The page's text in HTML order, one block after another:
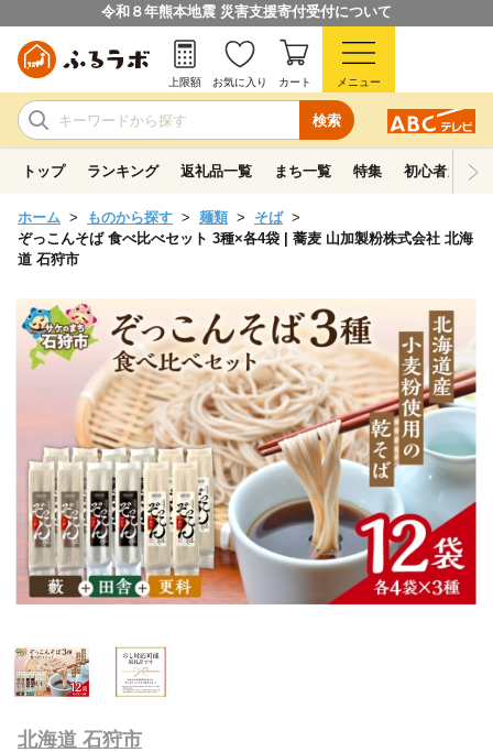
令和８年熊本地震 災害支援寄付受付について
検索
上限額 お気に入り カート メニュー
トップ ランキング 返礼品一覧 まち一覧 特集 初心者ガイド
ホーム ものから探す 麺類
そば
ぞっこんそば 食べ比べセット 3種×各4袋 | 蕎麦 山加製粉株式会社 北海
道 石狩市
北海道 石狩市